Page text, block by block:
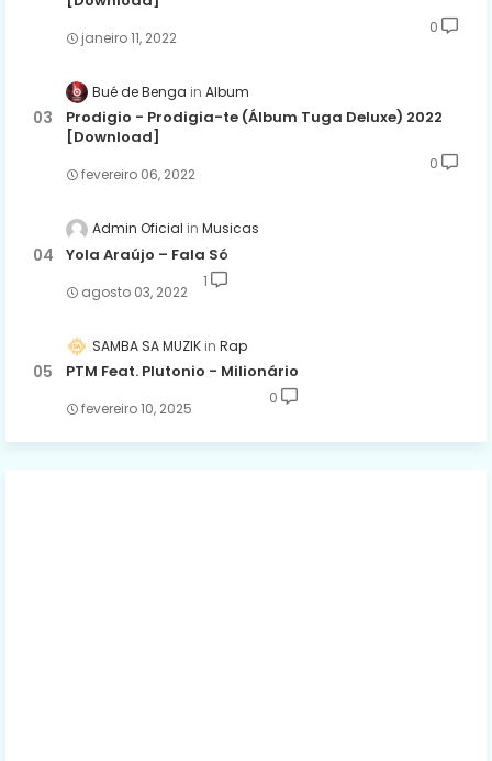
janeiro 11, 2022
0
Bué de Benga Album
Prodigio - Prodigia-te (Álbum Tuga Deluxe) 2022
[Download]
fevereiro 06, 2022
0
Admin Oficial Musicas
Yola Araújo – Fala Só
agosto 03, 2022
1
SAMBA SA MUZIK Rap
PTM Feat. Plutonio - Milionário
fevereiro 10, 2025
0